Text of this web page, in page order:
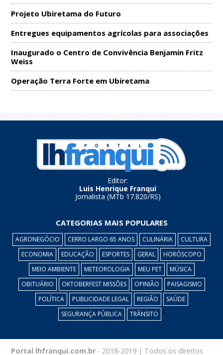
Projeto Ubiretama do Futuro
Entregues equipamentos agrícolas para associações
Inaugurado o Centro de Convivência Benjamin Fritz
Weiss
Operação Terra Forte em Ubiretama
Editor:
Luis Henrique Franqui
Jornalista (MTb 17.820/RS)
CATEGORIAS MAIS POPULARES
AGRONEGÓCIO CERRO LARGO 65 ANOS CULINÁRIA
CULTURA
ECONOMIA
EDUCAÇÃO ESPORTES GERAL
HORÓSCOPO
MEIO AMBIENTE
METEOROLOGIA MEU PET
MÚSICA
OBITUÁRIO
OKTOBERFEST MISSÕES OPINIÃO
PAISAGISMO
POLÍTICA
PUBLICIDADE LEGAL REGIÃO
SAÚDE
SEGURANÇA PÚBLICA
TRÂNSITO c
Portal lhfranqui.com.br - 2018-2019 | Todos os direitos